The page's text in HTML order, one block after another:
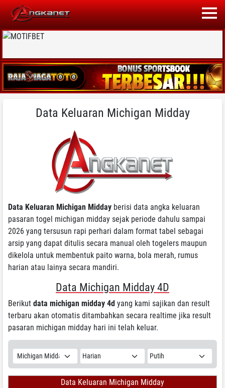
Data Keluaran Michigan Midday
Data Keluaran Michigan Midday berisi data angka keluaran
pasaran togel michigan midday sejak periode dahulu sampai
2026 yang tersusun rapi perhari dalam format tabel sebagai
arsip yang dapat ditulis secara manual oleh togelers maupun
dikelola untuk membentuk paito warna, bola merah, rumus
harian atau lainya secara mandiri.
Data Michigan Midday 4D
Berikut data michigan midday 4d yang kami sajikan dan result
terbaru akan otomatis ditambahkan secara realtime jika result
pasaran michigan midday hari ini telah keluar.
Data Keluaran Michigan Midday